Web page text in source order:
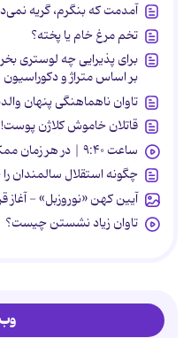
آمدمت که بنگرم، گریه
تخم مرغ خام یا پخته؟
برای پذیرایی چه لوستری
بر اساس متراژ و دکوراسیون
تاوان ناهماهنگی پنهان
قاتلان خاموش کلاژن پوست!
ساعت ۹:۴۰ | در هر زمان ممکن باید انتقامشان را پس بدهند
چگونه استقلال سالمندان
آیین کهن «نوروزبل» - آغاز قرن ۱۷
تاوان زیاد نشستن چیست؟